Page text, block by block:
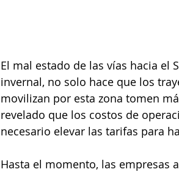
El mal estado de las vías hacia el
invernal, no solo hace que los
movilizan por esta zona tomen
revelado que los costos de
necesario elevar las tarifas para
Hasta el momento, las empresas